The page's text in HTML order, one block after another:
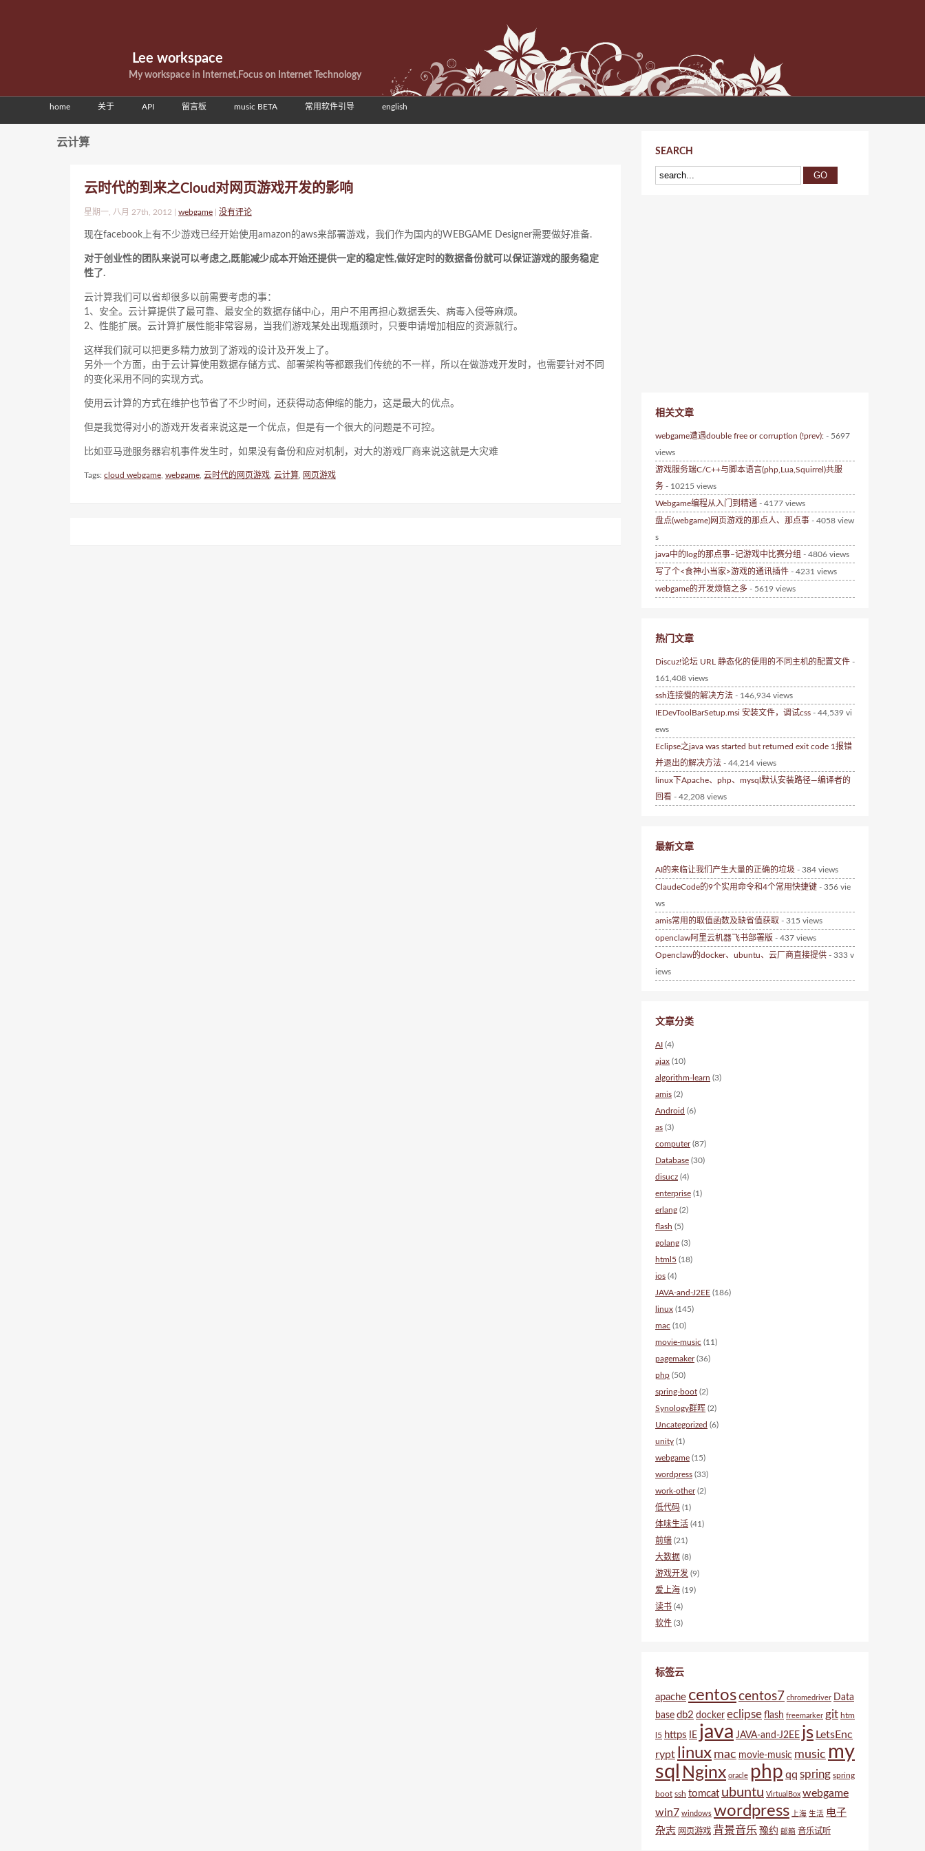
Lee workspace
My workspace in Internet,Focus on Internet Technology
home 关于 API 留言板 music BETA 常用软件引导 english
云计算
云时代的到来之Cloud对网页游戏开发的影响
星期一, 八月 27th, 2012 | webgame 没有评论
现在facebook上有不少游戏已经开始使用amazon的aws来部署游戏，我们作为国内的WEBGAME Designer需要做好准备.
对于创业性的团队来说可以考虑之,既能减少成本开始还提供一定的稳定性,做好定时的数据备份就可以保证游戏的服务稳定
性了.
云计算我们可以省却很多以前需要考虑的事：
1、安全。云计算提供了最可靠、最安全的数据存储中心，用户不用再担心数据丢失、病毒入侵等麻烦。
2、性能扩展。云计算扩展性能非常容易，当我们游戏某处出现瓶颈时，只要申请增加相应的资源就行。
这样我们就可以把更多精力放到了游戏的设计及开发上了。
另外一个方面，由于云计算使用数据存储方式、部署架构等都跟我们传统的不一样，所以在做游戏开发时，也需要针对不同
的变化采用不同的实现方式。
使用云计算的方式在维护也节省了不少时间，还获得动态伸缩的能力，这是最大的优点。
但是我觉得对小的游戏开发者来说这是一个优点，但是有一个很大的问题是不可控。
比如亚马逊服务器宕机事件发生时，如果没有备份和应对机制，对大的游戏厂商来说这就是大灾难
Tags: cloud webgame webgame 云时代的网页游戏 云计算 网页游戏
SEARCH
相关文章
webgame遭遇double free or corruption (!prev): - 5697
views
游戏服务端C/C++与脚本语言(php,Lua,Squirrel)共服
务 - 10215 views
Webgame编程从入门到精通 - 4177 views
盘点(webgame)网页游戏的那点人、那点事 - 4058 view
s
java中的log的那点事–记游戏中比赛分组 - 4806 views
写了个<食神小当家>游戏的通讯插件 - 4231 views
webgame的开发烦恼之多 - 5619 views
热门文章
Discuz!论坛 URL 静态化的使用的不同主机的配置文件 -
161,408 views
ssh连接慢的解决方法 - 146,934 views
IEDevToolBarSetup.msi 安装文件，调试css - 44,539 vi
ews
Eclipse之java was started but returned exit code 1报错
并退出的解决方法 - 44,214 views
linux下Apache、php、mysql默认安装路径—编译者的
回看 - 42,208 views
最新文章
AI的来临让我们产生大量的正确的垃圾 - 384 views
ClaudeCode的9个实用命令和4个常用快捷键 - 356 vie
ws
amis常用的取值函数及缺省值获取 - 315 views
openclaw阿里云机器飞书部署版 - 437 views
Openclaw的docker、ubuntu、云厂商直接提供 - 333 v
iews
文章分类
AI (4)
ajax (10)
algorithm-learn (3)
amis (2)
Android (6)
as (3)
computer(87)
Database (30)
disucz (4)
enterprise (1)
erlang (2)
flash (5)
golang (3)
html5 (18)
ios (4)
JAVA-and-J2EE (186)
linux (145)
mac (10)
movie-music (11)
pagemaker(36)
php (50)
spring-boot (2)
Synology群晖 (2)
Uncategorized (6)
unity (1)
webgame (15)
wordpress (33)
work-other(2)
低代码 (1)
体味生活 (41)
前端 (21)
大数据 (8)
游戏开发 (9)
爱上海 (19)
读书 (4)
软件 (3)
标签云
apache centoscentos7 chromedriver Data
base db2 docker eclipse flash freemarker git htm
l5 https IE java JAVA-and-J2EE js LetsEnc
rypt
linux mac movie-music music my
sql Nginx oracle php qq spring spring
boot ssh tomcat ubuntu VirtualBox webgame
win7 windows wordpress 上海 生活 电子
杂志 网页游戏 背景音乐 豫约 邮箱 音乐试听